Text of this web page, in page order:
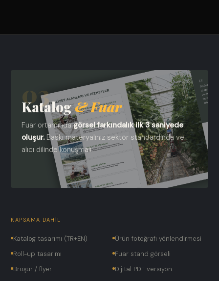
03
Katalog& Fuar
Fuar ortamındagörsel farkındalık ilk 3 saniyede
oluşur. Baskı materyaliniz sektör standardında ve
alıcı dilinde konuşmalı.
KAPSAMA DAHIL
Katalog tasarımı (TR+EN)
Ürün fotoğrafı yönlendirmesi
Roll-up tasarımı
Fuar stand görseli
Broşür / flyer
Dijital PDF versiyon